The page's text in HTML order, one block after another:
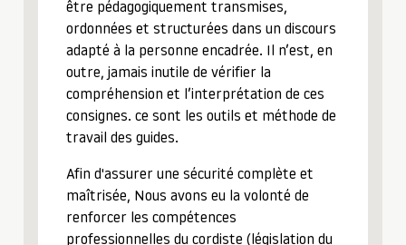
être pédagogiquement transmises,
ordonnées et structurées dans un discours
adapté à la personne encadrée. Il n’est, en
outre, jamais inutile de vérifier la
compréhension et l’interprétation de ces
consignes. ce sont les outils et méthode de
travail des guides.
Afin d'assurer une sécurité complète et
maîtrisée, Nous avons eu la volonté de
renforcer les compétences
professionnelles du cordiste (législation du